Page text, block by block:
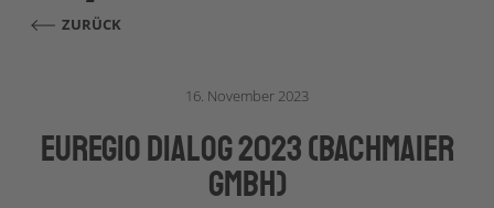
ZURÜCK
16. November 2023
EUREGIO Dialog 2023 (Bachmaier
GmbH)